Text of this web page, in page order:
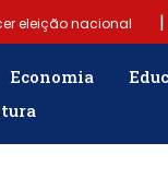
eleição nacional |
de contabilidade
decisão de caminhar
Economia